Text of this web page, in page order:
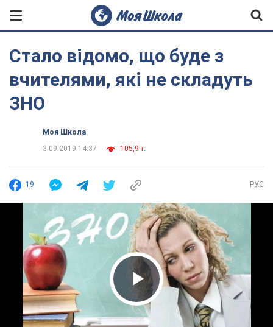
Стало відомо, що буде з
вчителями, які не складуть
ЗНО
Моя Школа
3.09.2019 14:37
105,9 т.
19 РУС
Play Video